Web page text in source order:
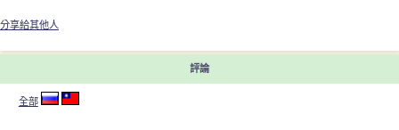
分享給其他人
評論
全部